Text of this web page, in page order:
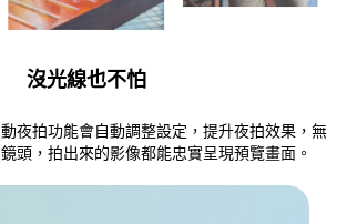
沒光線也不怕
拍功能會自動調整設定，提升夜拍效果，無
頭，拍出來的影像都能忠實呈現預覽畫面。